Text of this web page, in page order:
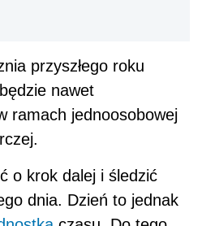
przyszłego roku
nawet
ramach jednoosobowej
o krok dalej i śledzić
dnia. Dzień to jednak